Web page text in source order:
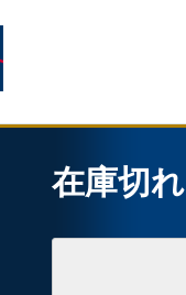
在庫切れ